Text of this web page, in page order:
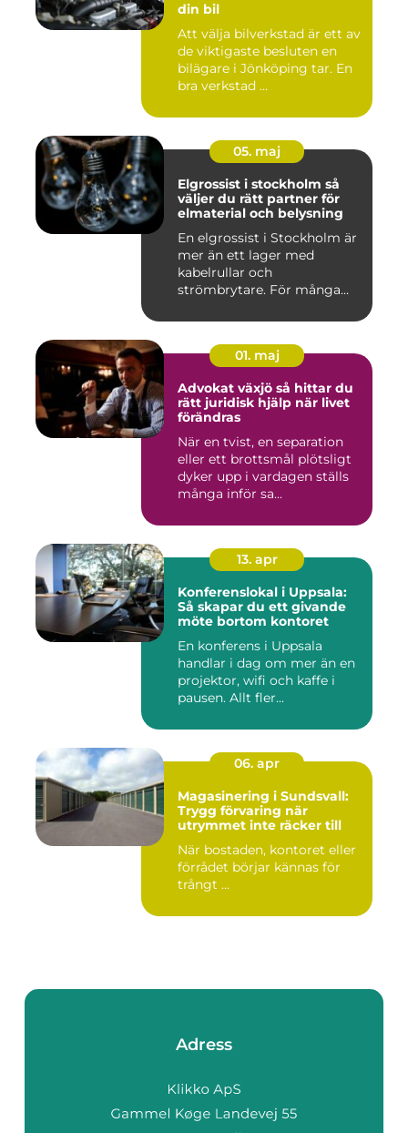
din bil
Att välja bilverkstad är ett av
de viktigaste besluten en
bilägare i Jönköping tar. En
bra verkstad ...
05. maj
Elgrossist i stockholm så
väljer du rätt partner för
elmaterial och belysning
En elgrossist i Stockholm är
mer än ett lager med
kabelrullar och
strömbrytare. För många
01. maj
Advokat växjö så hittar du
rätt juridisk hjälp när livet
förändras
När en tvist, en separation
eller ett brottsmål plötsligt
dyker upp i vardagen ställs
många inför sa...
13. apr
Konferenslokal i Uppsala:
Så skapar du ett givande
möte bortom kontoret
En konferens i Uppsala
handlar i dag om mer än en
projektor, wifi och kaffe i
pausen. Allt fler...
06. apr
Magasinering i Sundsvall:
Trygg förvaring när
utrymmet inte räcker till
När bostaden, kontoret eller
förrådet börjar kännas för
trångt ...
Adress